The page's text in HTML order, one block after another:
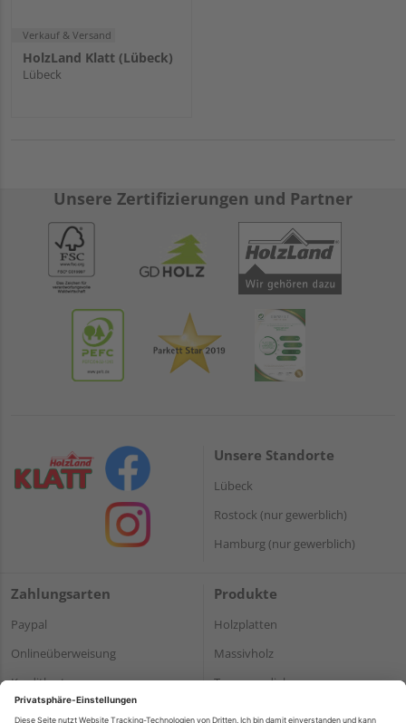
Verkauf & Versand
HolzLand Klatt (Lübeck)
Lübeck
Unsere Zertifizierungen und Partner
Unsere Standorte
Lübeck
Rostock (nur gewerblich)
Hamburg (nur gewerblich)
Zahlungsarten
Paypal
Onlineüberweisung
Kreditkarte
Produkte
Holzplatten
Massivholz
Terrassendielen